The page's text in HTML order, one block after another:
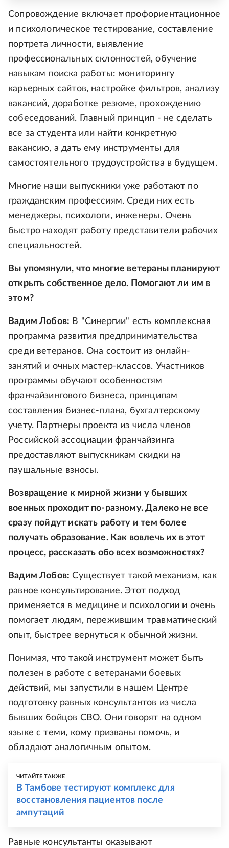
Сопровождение включает профориентационное
и психологическое тестирование, составление
портрета личности, выявление
профессиональных склонностей, обучение
навыкам поиска работы: мониторингу
карьерных сайтов, настройке фильтров, анализу
вакансий, доработке резюме, прохождению
собеседований. Главный принцип - не сделать
все за студента или найти конкретную
вакансию, а дать ему инструменты для
самостоятельного трудоустройства в будущем.
Многие наши выпускники уже работают по
гражданским профессиям. Среди них есть
менеджеры, психологи, инженеры. Очень
быстро находят работу представители рабочих
специальностей.
Вы упомянули, что многие ветераны планируют
открыть собственное дело. Помогают ли им в
этом?
Вадим Лобов: В "Синергии" есть комплексная
программа развития предпринимательства
среди ветеранов. Она состоит из онлайн-
занятий и очных мастер-классов. Участников
программы обучают особенностям
франчайзингового бизнеса, принципам
составления бизнес-плана, бухгалтерскому
учету. Партнеры проекта из числа членов
Российской ассоциации франчайзинга
предоставляют выпускникам скидки на
паушальные взносы.
Возвращение к мирной жизни у бывших
военных проходит по-разному. Далеко не все
сразу пойдут искать работу и тем более
получать образование. Как вовлечь их в этот
процесс, рассказать обо всех возможностях?
Вадим Лобов: Существует такой механизм, как
равное консультирование. Этот подход
применяется в медицине и психологии и очень
помогает людям, пережившим травматический
опыт, быстрее вернуться к обычной жизни.
Понимая, что такой инструмент может быть
полезен в работе с ветеранами боевых
действий, мы запустили в нашем Центре
подготовку равных консультантов из числа
бывших бойцов СВО. Они говорят на одном
языке с теми, кому призваны помочь, и
обладают аналогичным опытом.
ЧИТАЙТЕ ТАКЖЕ
В Тамбове тестируют комплекс для
восстановления пациентов после
ампутаций
Равные консультанты оказывают